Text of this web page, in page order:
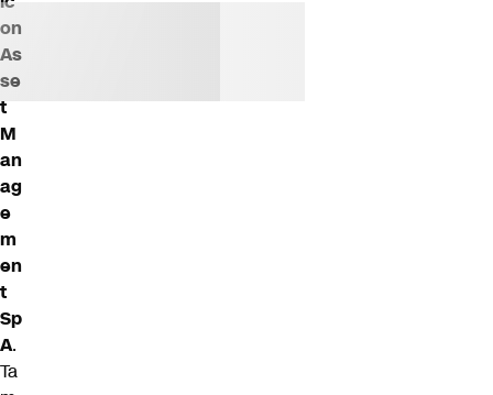
on
As
se
t
M
an
ag
e
m
en
t
Sp
A.
Ta